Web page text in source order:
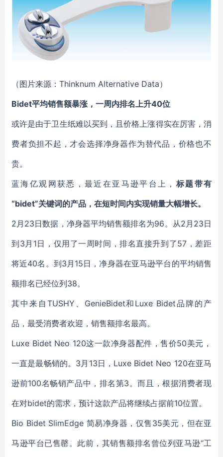
（图片来源：Thinknum Alternative Data）
Bidet平均销售额暴涨，一周内排名上升40位
或许是由于卫生纸难以买到，且价格上涨得实在厉害，消
费者负担不起，才会选择净身器作为替代品，价格也不
贵。
蓝海亿观网获悉，最近在亚马逊平台上， 标题带有
“bidet”关键词的产品，在短时间内实现销量大幅增长。
2月23日数据，净身器平均销售额排名为96。从2月23日
到3月1日，仅用了一周时间，排名直接升到了57，差距
将近40名。到3月15日，净身器在亚马逊平台的平均销售
额排名已经位列38。
其中来自TUSHY、GenieBidet和Luxe Bidet品牌的产
品，最受消费者欢迎，销售额排名最高。
Luxe Bidet Neo 120这一款净身器配件，售价50美元，
一直是最畅销的。3月13日，Luxe Bidet Neo 120在亚马
逊前100名畅销产品中，排名第3。而且，根据消费者现
在对bidet的需求，预计这款产品将继续占据前10位置。
Bio Bidet SlimEdge 简易净身器，仅售35美元，但在亚
马逊平台已售罄。此前，其销售额排名曾位列亚马逊“工